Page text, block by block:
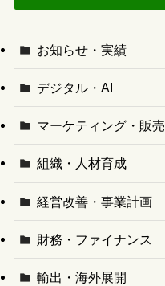
お知らせ・実績
デジタル・AI
マーケティング・販売
組織・人材育成
経営改善・事業計画
財務・ファイナンス
輸出・海外展開